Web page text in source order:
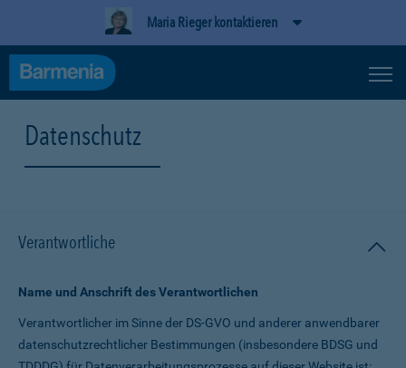
Maria Rieger kontaktieren
Datenschutz
Verantwortliche
Name und Anschrift des Verantwortlichen
Verantwortlicher im Sinne der DS-GVO und anderer anwendbarer
datenschutz­rechtlicher Bestimmungen (insbesondere BDSG und